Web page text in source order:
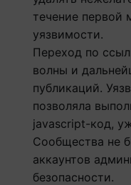
течение первой
уязвимости.
Переход по
волны и
публикаций.
позволяла
javascript-код,
Сообщества не
аккаунтов
безопасности.